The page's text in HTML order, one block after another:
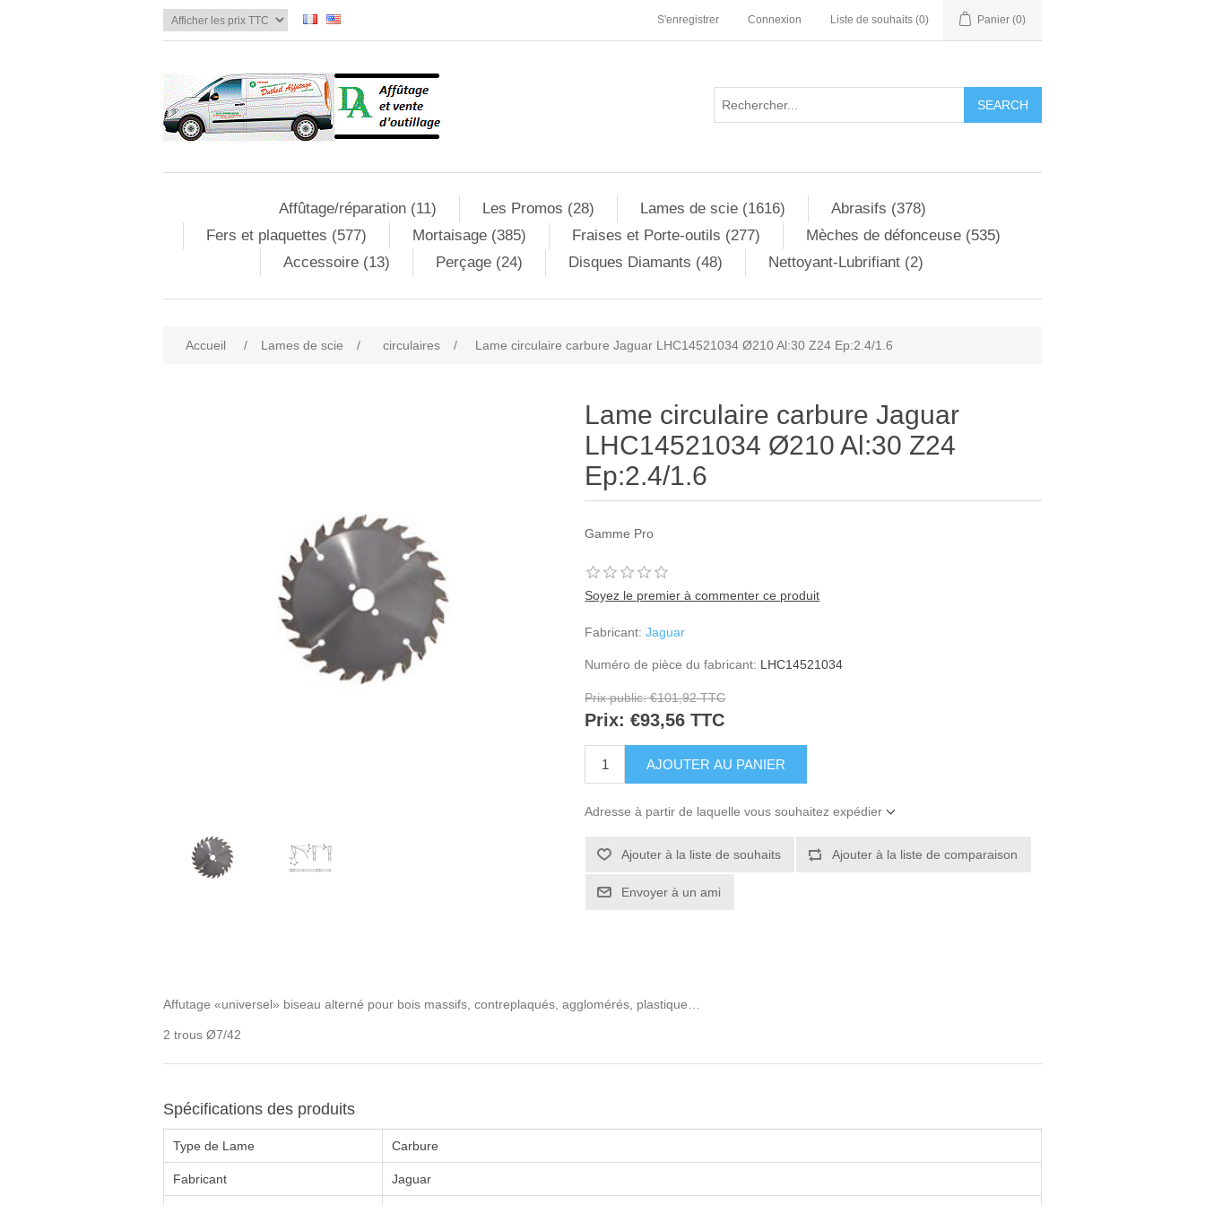
S'enregistrer Connexion Liste de souhaits (0) Panier (0)
Affûtage/réparation (11) Les Promos (28) Lames de scie (1616)
Abrasifs (378)
Fers et plaquettes (577)
Mortaisage (385) Fraises et Porte-outils (277)
Mèches de défonceuse (535)
Accessoire (13)
Perçage (24) Disques Diamants (48) Nettoyant-Lubrifiant (2)
Accueil / Lames de scie / circulaires / Lame circulaire carbure Jaguar LHC14521034 Ø210 Al:30 Z24 Ep:2.4/1.6
Lame circulaire carbure Jaguar
LHC14521034 Ø210 Al:30 Z24
Ep:2.4/1.6
Gamme Pro
Soyez le premier à commenter ce produit
Fabricant: Jaguar
Numéro de pièce du fabricant: LHC14521034
Prix public: €101,92 TTC
Prix: €93,56 TTC
Adresse à partir de laquelle vous souhaitez expédier
Affutage «universel» biseau alterné pour bois massifs, contreplaqués, agglomérés, plastique…
2 trous Ø7/42
Spécifications des produits
Type de Lame Carbure
Fabricant Jaguar